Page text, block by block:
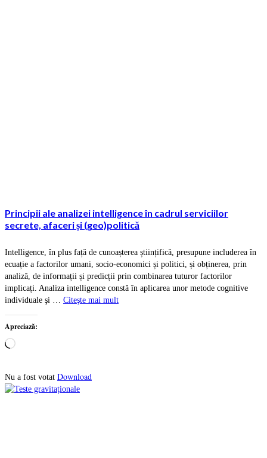
Principii ale analizei intelligence în cadrul serviciilor
secrete, afaceri și (geo)politică
Intelligence, în plus față de cunoașterea științifică, presupune includerea în
ecuație a factorilor umani, socio-economici și politici, și obținerea, prin
analiză, de informații și predicții prin combinarea tuturor factorilor
implicați. Analiza intelligence constă în aplicarea unor metode cognitive
individuale şi … Citeşte mai mult
Apreciază:
Încarc...
Nu a fost votat Download